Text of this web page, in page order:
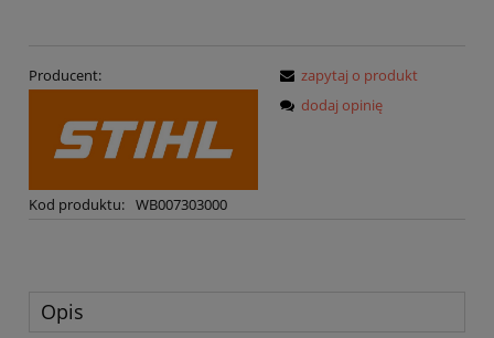
Producent:
Kod produktu: WB007303000
zapytaj o produkt
dodaj opinię
Opis